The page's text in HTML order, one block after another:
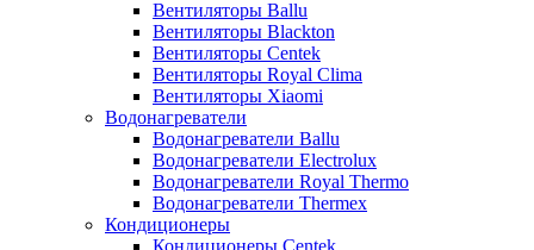
Вентиляторы Ballu
Вентиляторы Blackton
Вентиляторы Centek
Вентиляторы Royal Clima
Вентиляторы Xiaomi
Водонагреватели
Водонагреватели Ballu
Водонагреватели Electrolux
Водонагреватели Royal Thermo
Водонагреватели Thermex
Кондиционеры